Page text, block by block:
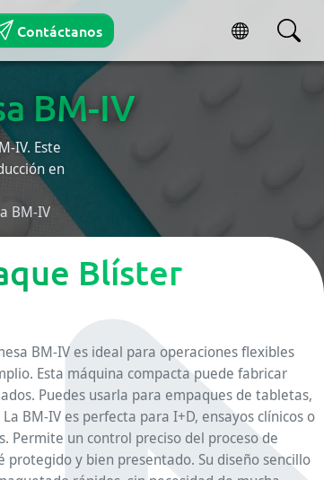
Contáctanos
BM-IV
IV. Este
en
BM-IV
Blíster
BM-IV es ideal para operaciones flexibles
Esta máquina compacta puede fabricar
Puedes usarla para empaques de tabletas,
BM-IV es perfecta para I+D, ensayos clínicos o
Permite un control preciso del proceso de
y bien presentado. Su diseño sencillo